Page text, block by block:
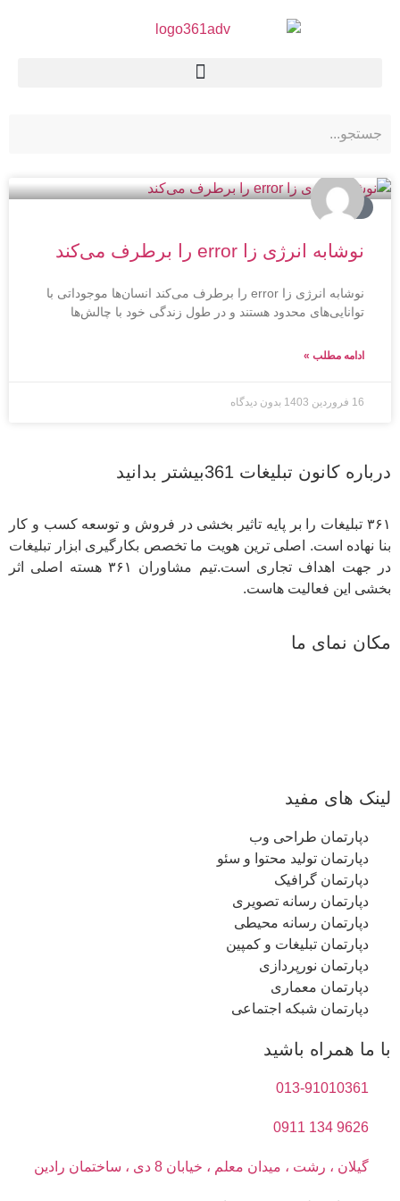
تبلیغات
نوشابه انرژی زا error را برطرف می‌کند
نوشابه انرژی زا error را برطرف می‌کند انسان‌ها موجوداتی با
توانایی‌های محدود هستند و در طول زندگی خود با چالش‌ها
ادامه مطلب »
16 فروردین 1403 بدون دیدگاه
درباره کانون تبلیغات 361بیشتر بدانید
۳۶۱ تبلیغات را بر پایه تاثیر بخشی در فروش و توسعه کسب و کار
بنا نهاده است. اصلی ترین هویت ما تخصص بکارگیری ابزار تبلیغات
در جهت اهداف تجاری است.تیم مشاوران ۳۶۱ هسته اصلی اثر
بخشی این فعالیت هاست.
مکان نمای ما
لینک های مفید
دپارتمان طراحی وب
دپارتمان تولید محتوا و سئو
دپارتمان گرافیک
دپارتمان رسانه تصویری
دپارتمان رسانه محیطی
دپارتمان تبلیغات و کمپین
دپارتمان نورپردازی
دپارتمان معماری
دپارتمان شبکه اجتماعی
با ما همراه باشید
013-91010361
9626 134 0911
گیلان ، رشت ، میدان معلم ، خیابان 8 دی ، ساختمان رادین